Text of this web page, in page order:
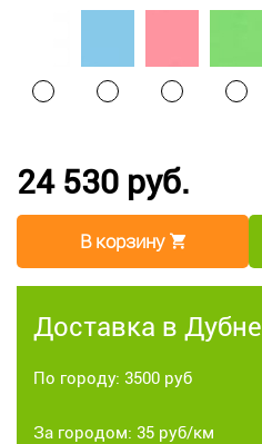
24 530 руб.
В корзину
Доставка в Дубне
По городу: 3500 руб
За городом: 35 руб/км